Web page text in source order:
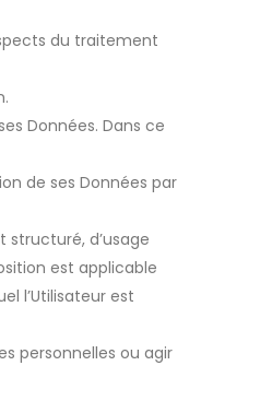
du traitement
Données. Dans ce
de ses Données par
structuré, d’usage
est applicable
l’Utilisateur est
personnelles ou agir